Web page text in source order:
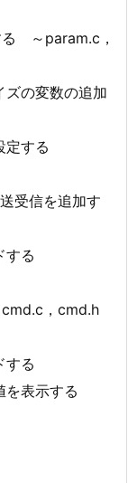
～param.c，
ズの変数の追加
定する
受信を追加す
する
，cmd.h
する
を表示する